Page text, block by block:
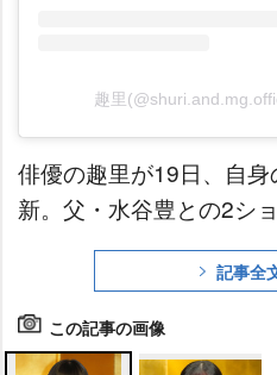
趣里
俳優の趣里が19日、自
新。父・水谷豊との2シ
記事全
この記事の画像